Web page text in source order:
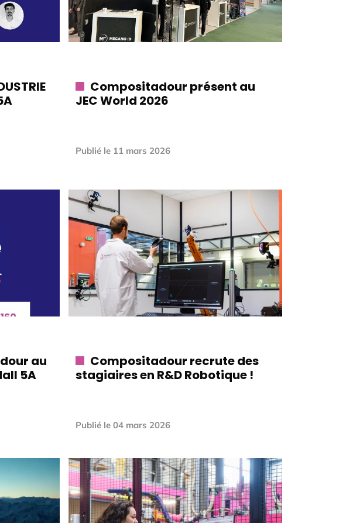
Compositadour présent au
JEC World 2026
Publié le 11 mars 2026
au
5A
Compositadour recrute des
stagiaires en R&D Robotique !
Publié le 04 mars 2026